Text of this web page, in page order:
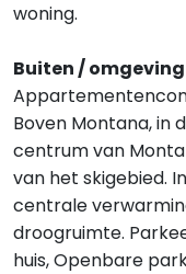
woning.
Buiten / omgeving
Boven Montana, in
centrum van
van het skigebied.
centrale
droogruimte.
huis, Openbare